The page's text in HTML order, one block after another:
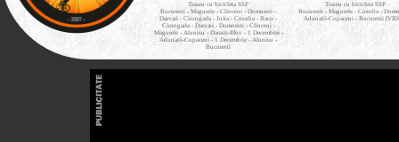
Traseu cu bicicleta SSP
Bucuresti - Magurele - Clinceni - Domnesti -
Darvari - Ciorogarla - Joita - Cosoba - Bacu -
Ciorogarla - Darvari - Domnesti - Clinceni -
Magurele - Alunisu - Darasti-Ilfov - 1 Decembrie -
Adunatii-Copaceni - 1 Decembrie - Alunisu -
Bucuresti
Traseu cu bicicleta SSP
Bucuresti - Magurele - Cosoba -
Adunatii-Copaceni - Bucuresti